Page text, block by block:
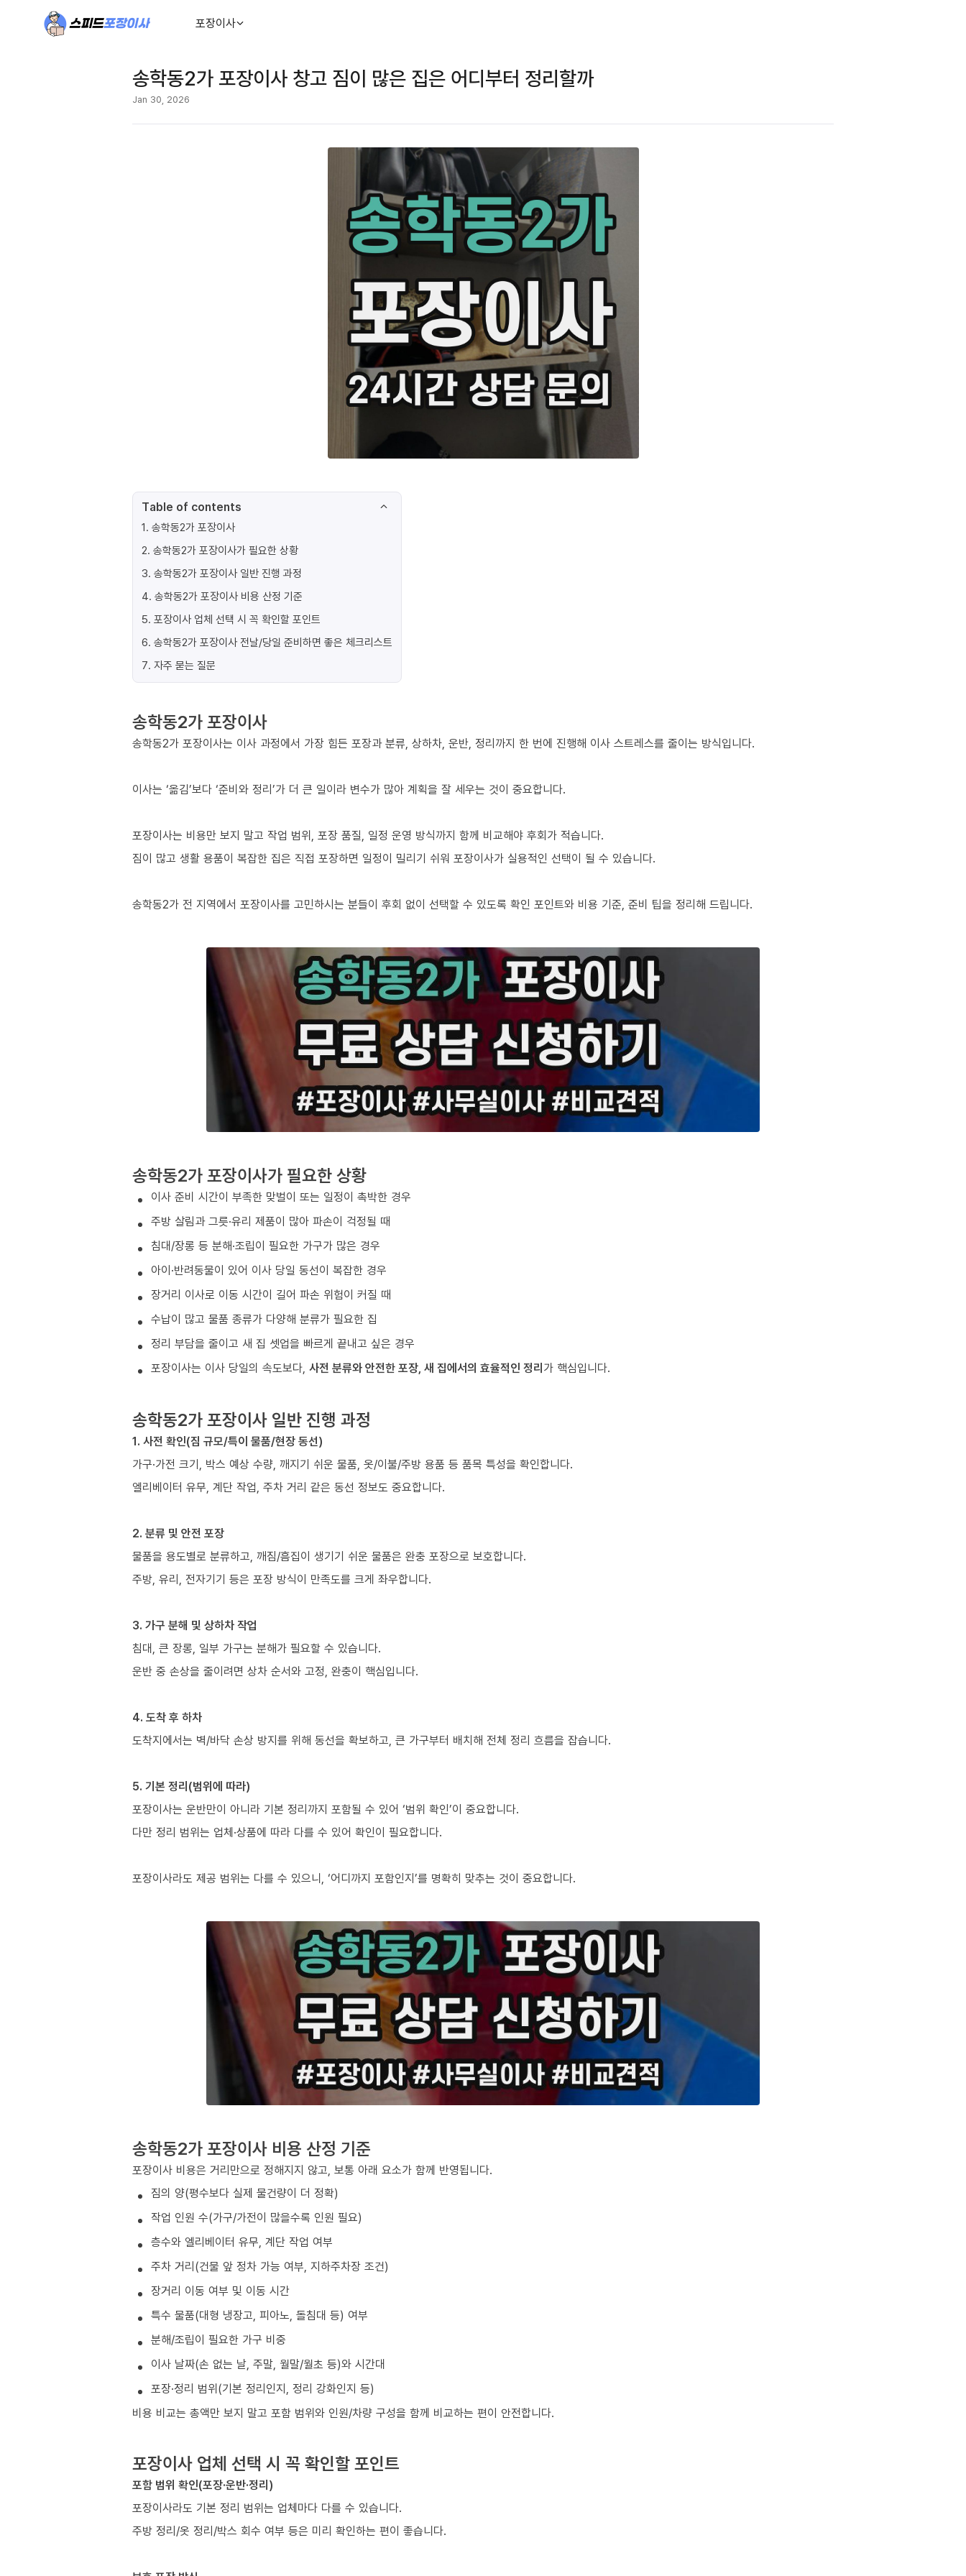
포장이사
송학동2가 포장이사 창고 짐이 많은 집은 어디부터 정리할까
Jan 30, 2026
Table of contents
1. 송학동2가 포장이사
2. 송학동2가 포장이사가 필요한 상황
3. 송학동2가 포장이사 일반 진행 과정
4. 송학동2가 포장이사 비용 산정 기준
5. 포장이사 업체 선택 시 꼭 확인할 포인트
6. 송학동2가 포장이사 전날/당일 준비하면 좋은 체크리스트
7. 자주 묻는 질문
송학동2가 포장이사
송학동2가 포장이사는 이사 과정에서 가장 힘든 포장과 분류, 상하차, 운반, 정리까지 한 번에 진행해 이사 스트레스를 줄이는 방식입니다.
이사는 ‘옮김’보다 ‘준비와 정리’가 더 큰 일이라 변수가 많아 계획을 잘 세우는 것이 중요합니다.
포장이사는 비용만 보지 말고 작업 범위, 포장 품질, 일정 운영 방식까지 함께 비교해야 후회가 적습니다.
짐이 많고 생활 용품이 복잡한 집은 직접 포장하면 일정이 밀리기 쉬워 포장이사가 실용적인 선택이 될 수 있습니다.
송학동2가 전 지역에서 포장이사를 고민하시는 분들이 후회 없이 선택할 수 있도록 확인 포인트와 비용 기준, 준비 팁을 정리해 드립니다.
송학동2가 포장이사가 필요한 상황
이사 준비 시간이 부족한 맞벌이 또는 일정이 촉박한 경우
주방 살림과 그릇·유리 제품이 많아 파손이 걱정될 때
침대/장롱 등 분해·조립이 필요한 가구가 많은 경우
아이·반려동물이 있어 이사 당일 동선이 복잡한 경우
장거리 이사로 이동 시간이 길어 파손 위험이 커질 때
수납이 많고 물품 종류가 다양해 분류가 필요한 집
정리 부담을 줄이고 새 집 셋업을 빠르게 끝내고 싶은 경우
포장이사는 이사 당일의 속도보다, 사전 분류와 안전한 포장, 새 집에서의 효율적인 정리가 핵심입니다.
송학동2가 포장이사 일반 진행 과정
1. 사전 확인(짐 규모/특이 물품/현장 동선)
가구·가전 크기, 박스 예상 수량, 깨지기 쉬운 물품, 옷/이불/주방 용품 등 품목 특성을 확인합니다.
엘리베이터 유무, 계단 작업, 주차 거리 같은 동선 정보도 중요합니다.
2. 분류 및 안전 포장
물품을 용도별로 분류하고, 깨짐/흠집이 생기기 쉬운 물품은 완충 포장으로 보호합니다.
주방, 유리, 전자기기 등은 포장 방식이 만족도를 크게 좌우합니다.
3. 가구 분해 및 상하차 작업
침대, 큰 장롱, 일부 가구는 분해가 필요할 수 있습니다.
운반 중 손상을 줄이려면 상차 순서와 고정, 완충이 핵심입니다.
4. 도착 후 하차
도착지에서는 벽/바닥 손상 방지를 위해 동선을 확보하고, 큰 가구부터 배치해 전체 정리 흐름을 잡습니다.
5. 기본 정리(범위에 따라)
포장이사는 운반만이 아니라 기본 정리까지 포함될 수 있어 ‘범위 확인’이 중요합니다.
다만 정리 범위는 업체·상품에 따라 다를 수 있어 확인이 필요합니다.
포장이사라도 제공 범위는 다를 수 있으니, ‘어디까지 포함인지’를 명확히 맞추는 것이 중요합니다.
송학동2가 포장이사 비용 산정 기준
포장이사 비용은 거리만으로 정해지지 않고, 보통 아래 요소가 함께 반영됩니다.
짐의 양(평수보다 실제 물건량이 더 정확)
작업 인원 수(가구/가전이 많을수록 인원 필요)
층수와 엘리베이터 유무, 계단 작업 여부
주차 거리(건물 앞 정차 가능 여부, 지하주차장 조건)
장거리 이동 여부 및 이동 시간
특수 물품(대형 냉장고, 피아노, 돌침대 등) 여부
분해/조립이 필요한 가구 비중
이사 날짜(손 없는 날, 주말, 월말/월초 등)와 시간대
포장·정리 범위(기본 정리인지, 정리 강화인지 등)
비용 비교는 총액만 보지 말고 포함 범위와 인원/차량 구성을 함께 비교하는 편이 안전합니다.
포장이사 업체 선택 시 꼭 확인할 포인트
포함 범위 확인(포장·운반·정리)
포장이사라도 기본 정리 범위는 업체마다 다를 수 있습니다.
주방 정리/옷 정리/박스 회수 여부 등은 미리 확인하는 편이 좋습니다.